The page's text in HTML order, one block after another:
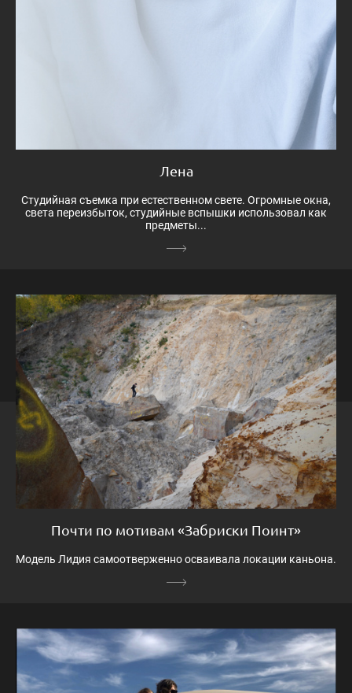
Лена
Студийная съемка при естественном свете. Огромные окна,
света переизбыток, студийные вспышки использовал как
предметы...
Почти по мотивам «Забриски Поинт»
Модель Лидия самоотверженно осваивала локации каньона.